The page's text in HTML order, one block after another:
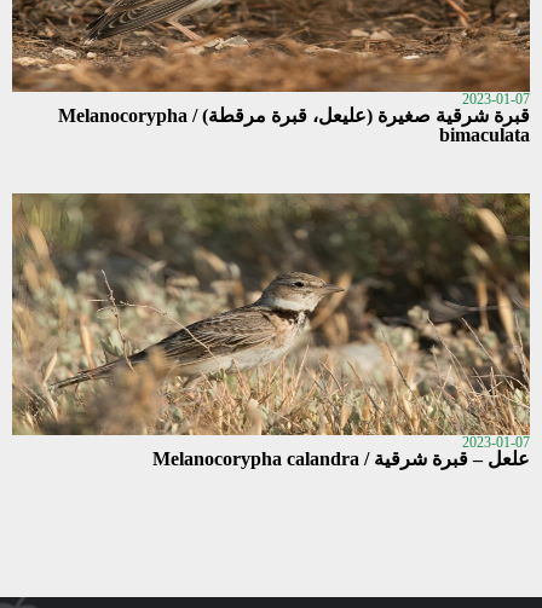
2023-01-07
قبرة شرقية صغيرة (عليعل، قبرة مرقطة) / Melanocorypha
bimaculata
2023-01-07
علعل – قبرة شرقية / Melanocorypha calandra